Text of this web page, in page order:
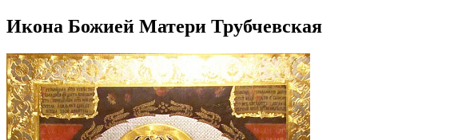
Икона Божией Матери Трубчевская